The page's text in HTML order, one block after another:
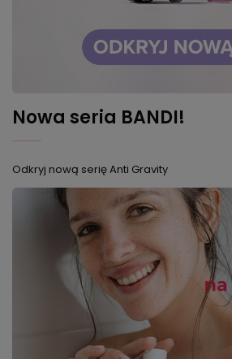
Nowa seria BANDI!
Odkryj nową serię Anti Gravity